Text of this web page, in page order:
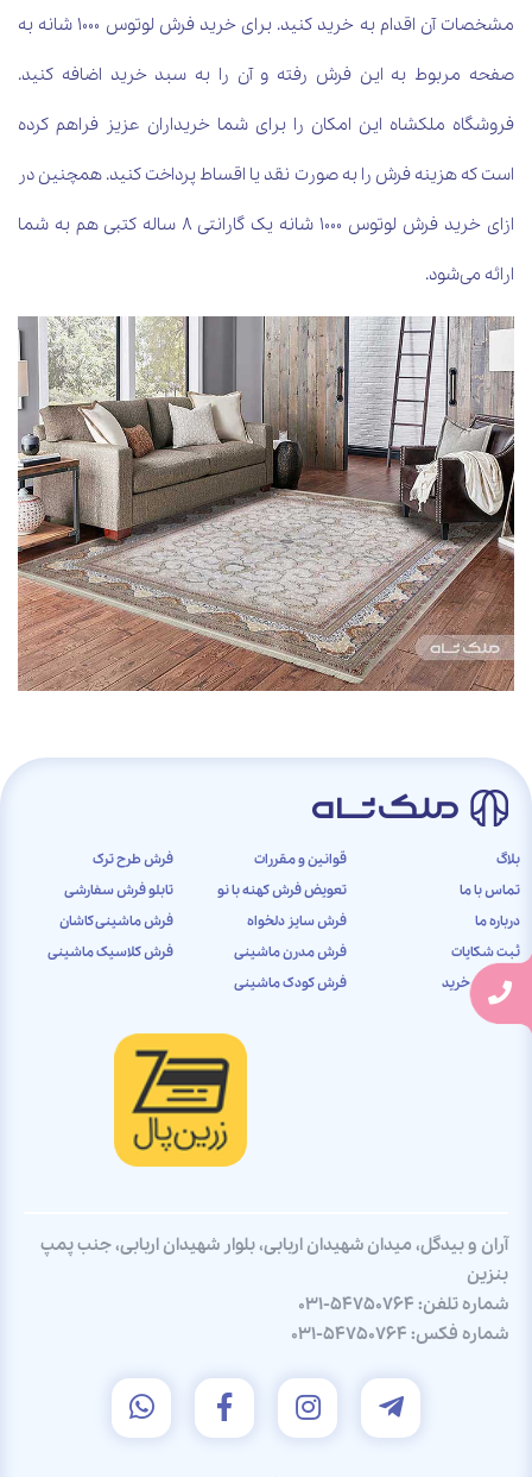
مشخصات آن اقدام به خرید کنید. برای خرید فرش لوتوس 1000 شانه به
صفحه مربوط به این فرش رفته و آن را به سبد خرید اضافه کنید.
فروشگاه ملکشاه این امکان را برای شما خریداران عزیز فراهم کرده
است که هزینه فرش را به صورت نقد یا اقساط پرداخت کنید. همچنین در
ازای خرید فرش لوتوس 1000 شانه یک گارانتی 8 ساله کتبی هم به شما
ارائه می‌شود.
بلاگ
تماس با ما
درباره ما
ثبت شکایات
راهنمای خرید
قوانین و مقررات
تعویض فرش کهنه با نو
فرش سایز دلخواه
فرش مدرن ماشینی
فرش کودک ماشینی
فرش طرح ترک
تابلو فرش سفارشی
فرش ماشینی کاشان
فرش کلاسیک ماشینی
آران و بیدگل، میدان شهیدان اربابی، بلوار شهیدان اربابی، جنب پمپ
بنزین
شماره تلفن: 031-54750764
شماره فکس: 031-54750764